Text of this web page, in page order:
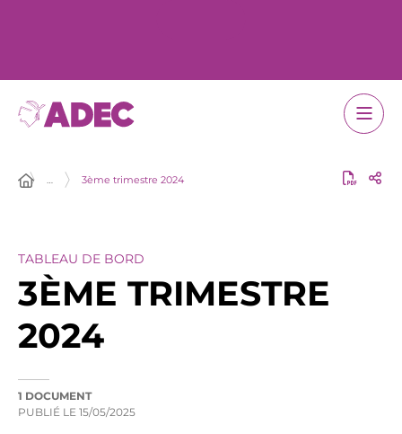
… 3ème trimestre 2024
TABLEAU DE BORD
3ÈME TRIMESTRE
2024
1 DOCUMENT
PUBLIÉ LE 15/05/2025